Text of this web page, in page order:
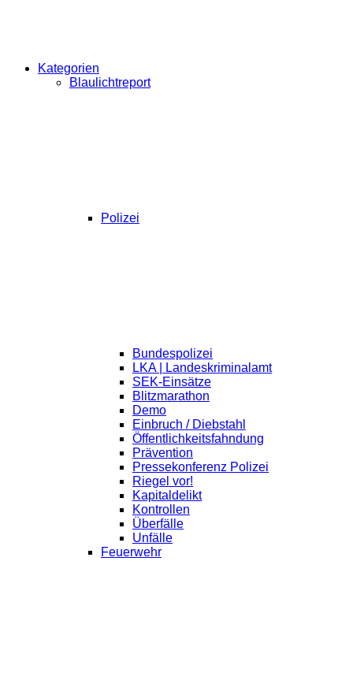
Kategorien
Blaulichtreport
Polizei
Bundespolizei
LKA | Landeskriminalamt
SEK-Einsätze
Blitzmarathon
Demo
Einbruch / Diebstahl
Öffentlichkeitsfahndung
Prävention
Pressekonferenz Polizei
Riegel vor!
Kapitaldelikt
Kontrollen
Überfälle
Unfälle
Feuerwehr